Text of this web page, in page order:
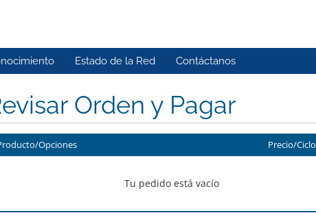
Estado de la Red Contáctanos
Orden y Pagar
Opciones Precio/Ciclo
Tu pedido está vacío